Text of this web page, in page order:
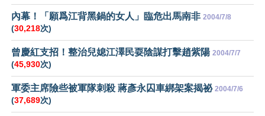
內幕！「願爲江背黑鍋的女人」臨危出馬南非 2004/7/8
(30,218次)
曾慶紅支招！整治兒媳江澤民耍陰謀打擊趙紫陽 2004/7/7
(45,930次)
軍委主席險些被軍隊刺殺 蔣彥永囚車綁架案揭祕 2004/7/6
(37,689次)